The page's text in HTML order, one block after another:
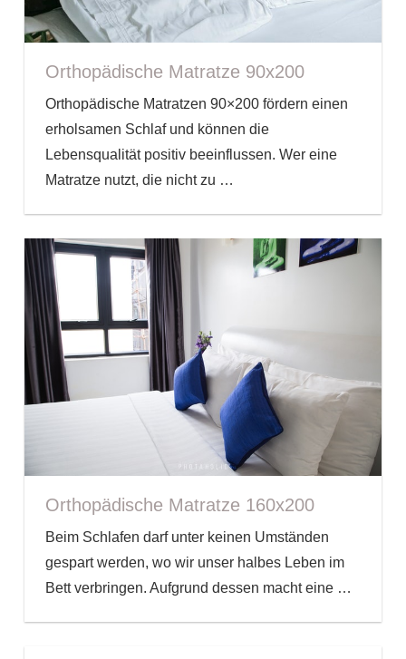
Orthopädische Matratze 90x200
Orthopädische Matratzen 90×200 fördern einen
erholsamen Schlaf und können die
Lebensqualität positiv beeinflussen. Wer eine
Matratze nutzt, die nicht zu …
Orthopädische Matratze 160x200
Beim Schlafen darf unter keinen Umständen
gespart werden, wo wir unser halbes Leben im
Bett verbringen. Aufgrund dessen macht eine …